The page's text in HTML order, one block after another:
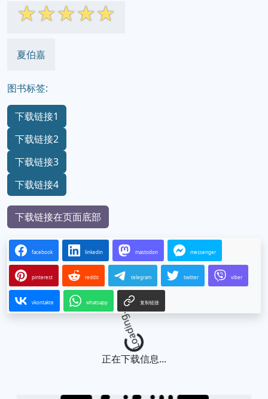
☆☆☆☆☆
夏伯嘉
图书标签:
下载链接1
下载链接2
下载链接3
下载链接4
下载链接在页面底部
facebook linkedin mastodon messenger
pinterest reddit telegram twitter viber
vkontakte whatsapp 复制链接
Loading...
正在下载信息...